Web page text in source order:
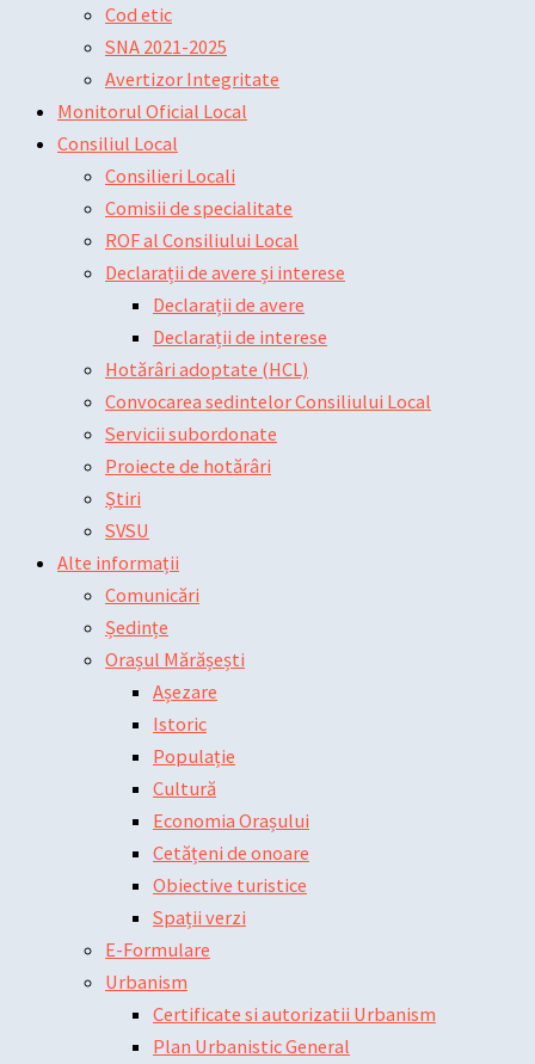
Cod etic
SNA 2021-2025
Avertizor Integritate
Monitorul Oficial Local
Consiliul Local
Consilieri Locali
Comisii de specialitate
ROF al Consiliului Local
Declarații de avere și interese
Declarații de avere
Declarații de interese
Hotărâri adoptate (HCL)
Convocarea sedintelor Consiliului Local
Servicii subordonate
Proiecte de hotărâri
Știri
SVSU
Alte informații
Comunicări
Ședințe
Orașul Mărășești
Așezare
Istoric
Populație
Cultură
Economia Orașului
Cetățeni de onoare
Obiective turistice
Spații verzi
E-Formulare
Urbanism
Certificate si autorizatii Urbanism
Plan Urbanistic General